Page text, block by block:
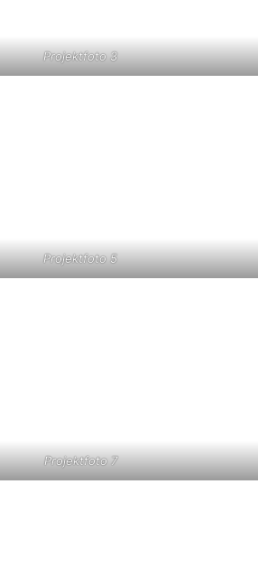
Projektfoto 3
Projektfoto 5
Projektfoto 7